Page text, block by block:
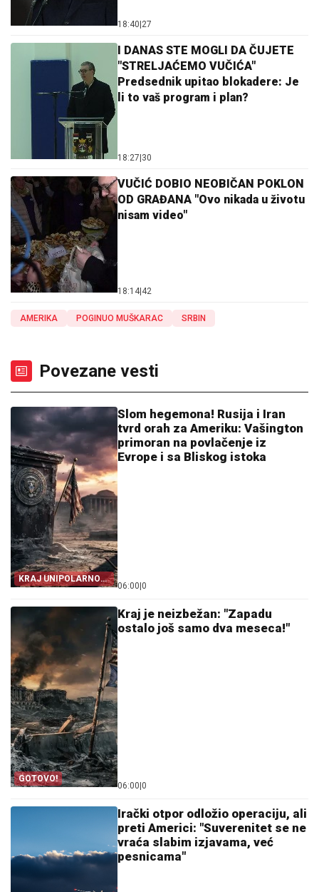
18:40 27
I DANAS STE MOGLI DA ČUJETE
"STRELJAĆEMO VUČIĆA"
Predsednik upitao blokadere: Je
li to vaš program i plan?
18:27 30
VUČIĆ DOBIO NEOBIČAN POKLON
OD GRAĐANA "Ovo nikada u životu
nisam video"
18:14 42
AMERIKA POGINUO MUŠKARAC SRBIN
Povezane vesti
KRAJ UNIPOLARNOG
SVETA!
Slom hegemona! Rusija i Iran
tvrd orah za Ameriku: Vašington
primoran na povlačenje iz
Evrope i sa Bliskog istoka
06:00 0
GOTOVO!
Kraj je neizbežan: "Zapadu
ostalo još samo dva meseca!"
06:00 0
Irački otpor odložio operaciju, ali
preti Americi: "Suverenitet se ne
vraća slabim izjavama, već
pesnicama"